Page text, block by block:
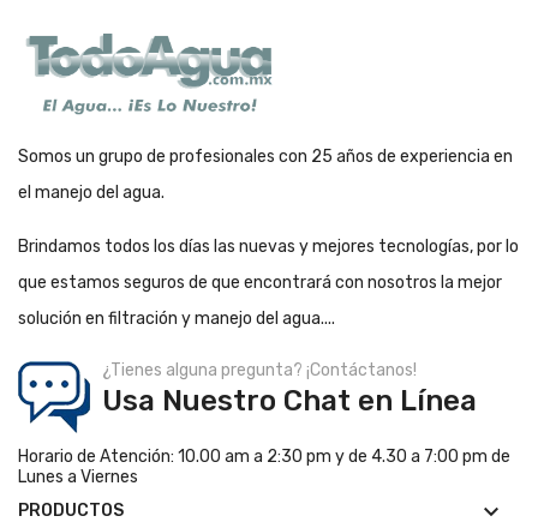
Somos un grupo de profesionales con 25 años de experiencia en
el manejo del agua.
Brindamos todos los días las nuevas y mejores tecnologías, por lo
que estamos seguros de que encontrará con nosotros la mejor
solución en filtración y manejo del agua....
¿Tienes alguna pregunta? ¡Contáctanos!
Usa Nuestro Chat en Línea
Horario de Atención: 10.00 am a 2:30 pm y de 4.30 a 7:00 pm de
Lunes a Viernes
PRODUCTOS
